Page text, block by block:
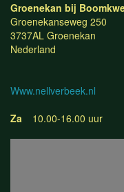
Groenekan bij
Groenekanseweg 250
3737AL Groenekan
Nederland
Www.nellverbeek.nl
Za
10.00-16.00 uur